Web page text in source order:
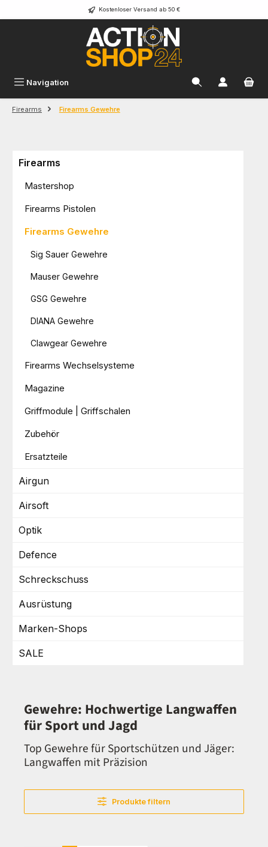
Zum Hauptinhalt springen Kostenloser Versand ab 50 €
Navigation
Firearms Firearms Gewehre
Firearms
Mastershop
Firearms Pistolen
Firearms Gewehre
Sig Sauer Gewehre
Mauser Gewehre
GSG Gewehre
DIANA Gewehre
Clawgear Gewehre
Firearms Wechselsysteme
Magazine
Griffmodule | Griffschalen
Zubehör
Ersatzteile
Airgun
Airsoft
Optik
Defence
Schreckschuss
Ausrüstung
Marken-Shops
SALE
Gewehre: Hochwertige Langwaffen
für Sport und Jagd
Top Gewehre für Sportschützen und Jäger:
Langwaffen mit Präzision
Produkte filtern